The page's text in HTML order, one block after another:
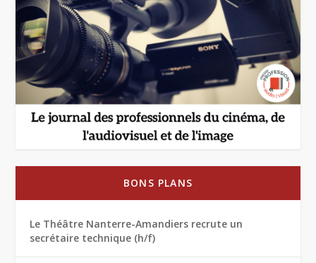
BONS PLANS
Le Théâtre Nanterre-Amandiers recrute un
secrétaire technique (h/f)